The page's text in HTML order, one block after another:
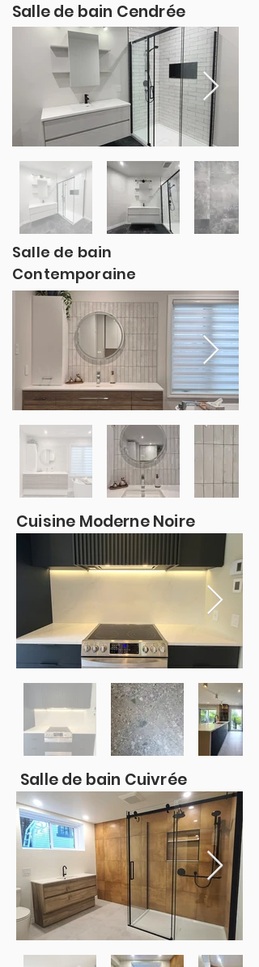
Salle de bain Cendrée
Salle de bain
Contemporaine
Cuisine Moderne Noire
Salle de bain Cuivrée